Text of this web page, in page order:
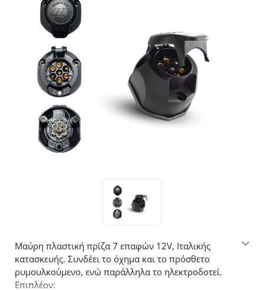
Μαύρη πλαστική πρίζα 7 επαφών 12V, Ιταλικής
κατασκευής. Συνδέει το όχημα και το πρόσθετο
ρυμουλκούμενο, ενώ παράλληλα το ηλεκτροδοτεί.
Επιπλέον: